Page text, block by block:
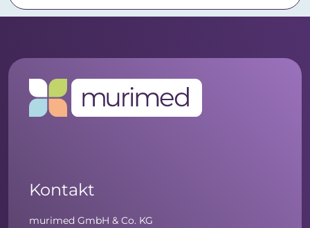
Kontakt
murimed GmbH & Co. KG